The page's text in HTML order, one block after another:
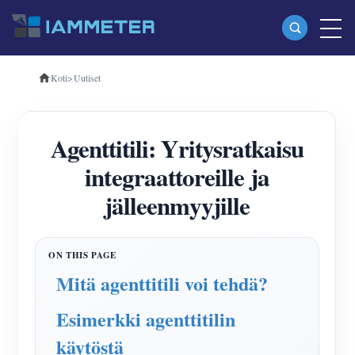
Tuotteet
Kolmivaiheinen Wi-Fi-energiamittari (WEM3080T)
Kolmivaiheinen Wi-Fi-energiamittari (WEM3046T)
Kolmivaiheinen Wi-Fi-energiamittari (WEM3050T)
WiFi-virranohjain
EV laturi
Koti>Uutiset
Agenttitili: Yritysratkaisu
integraattoreille ja
jälleenmyyjille
Mitä agenttitili voi tehdä?
Esimerkki agenttitilin
käytöstä